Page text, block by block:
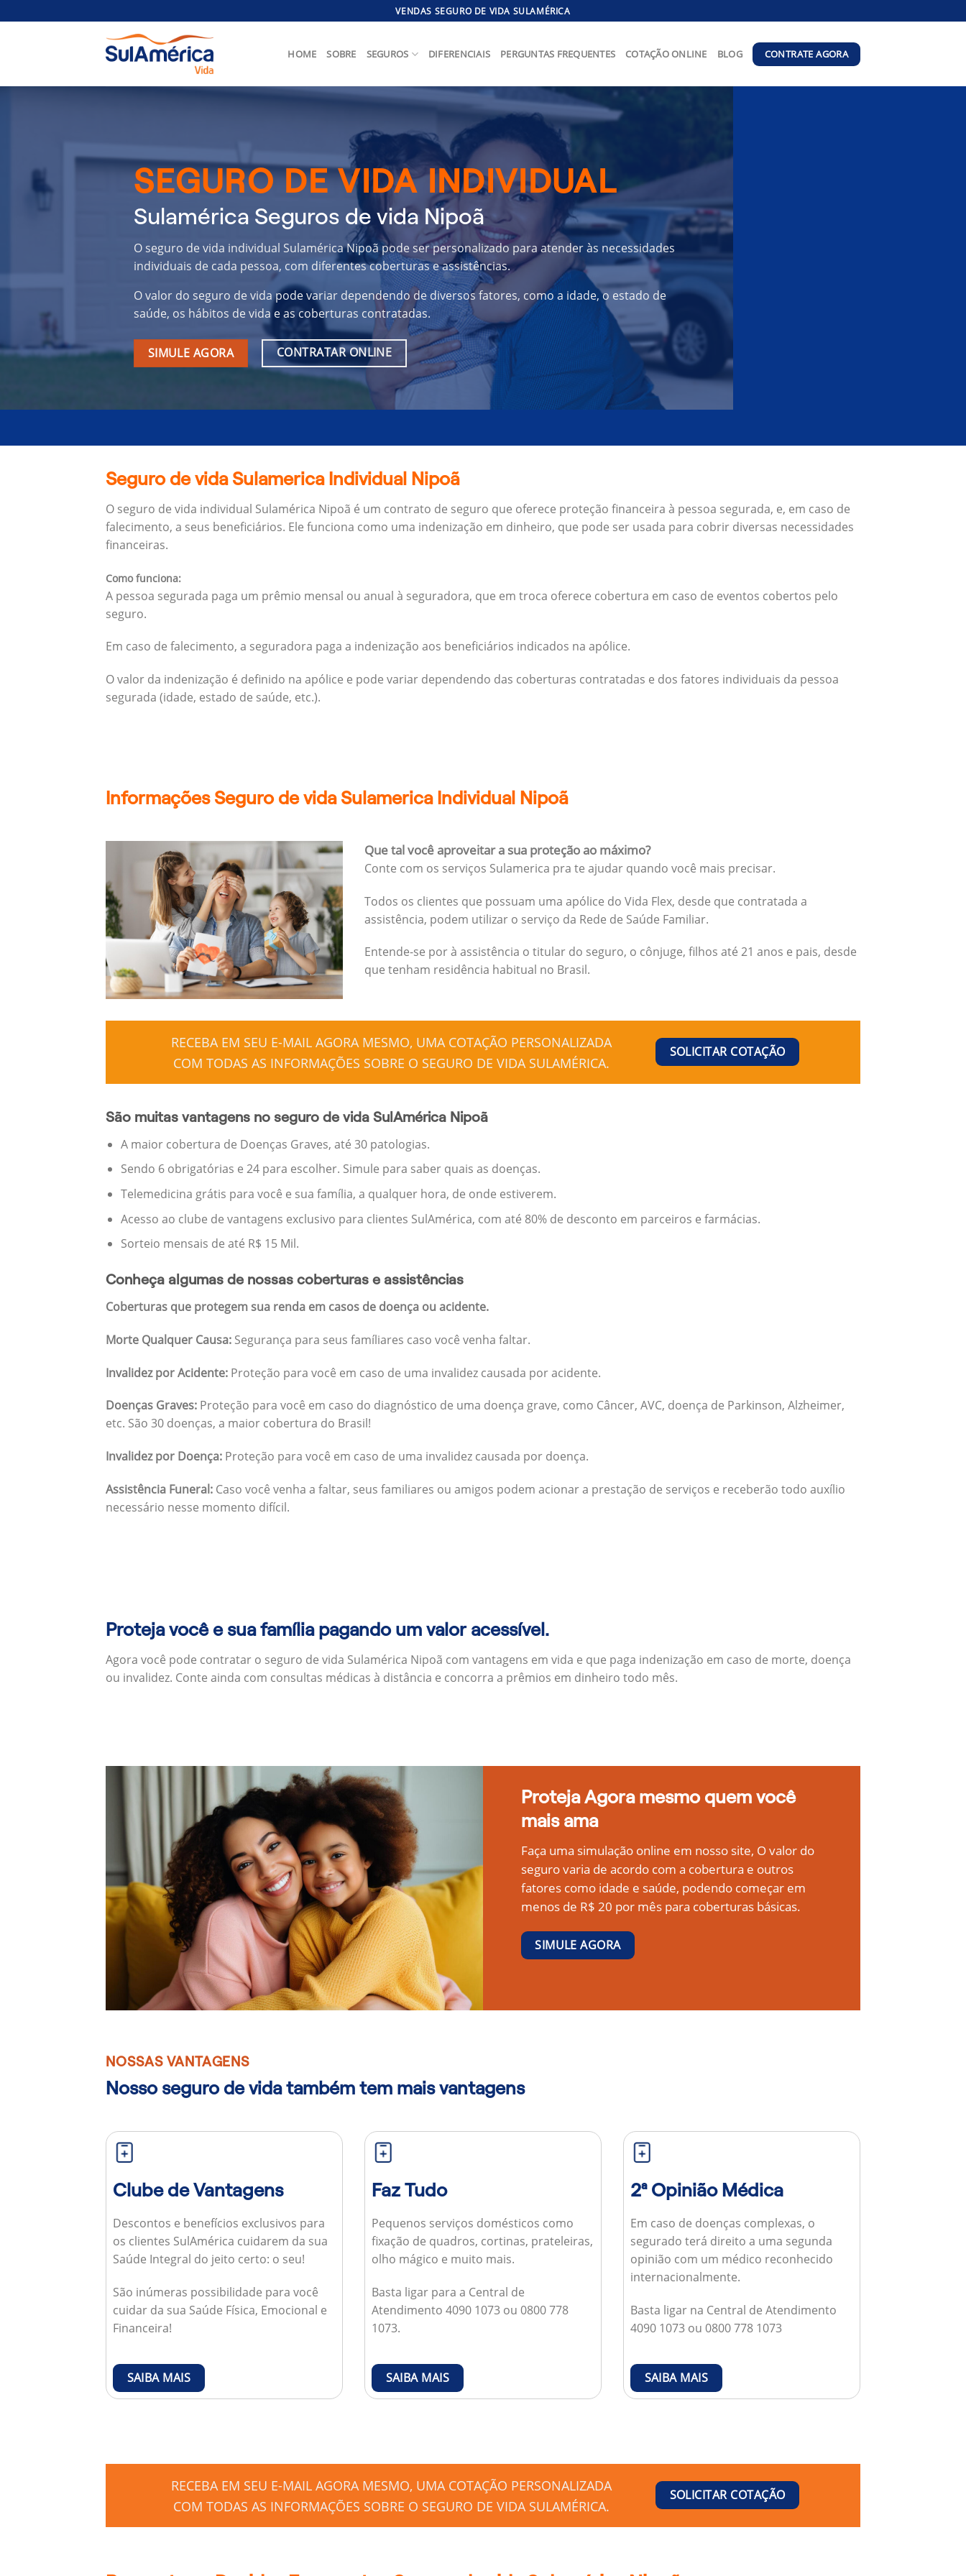
to
VENDAS SEGURO DE VIDA SULAMÉRICA
HOME SOBRE SEGUROS DIFERENCIAIS PERGUNTAS FREQUENTES COTAÇÃO ONLINE BLOG CONTRATE AGORA
SEGURO DE VIDA INDIVIDUAL
Sulamérica Seguros de vida Nipoã
O seguro de vida individual Sulamérica Nipoã pode ser personalizado para atender às necessidades
individuais de cada pessoa, com diferentes coberturas e assistências.
O valor do seguro de vida pode variar dependendo de diversos fatores, como a idade, o estado de
saúde, os hábitos de vida e as coberturas contratadas.
SIMULE AGORA CONTRATAR ONLINE
Seguro de vida Sulamerica Individual Nipoã
O seguro de vida individual Sulamérica Nipoã é um contrato de seguro que oferece proteção financeira à pessoa segurada, e, em caso de
falecimento, a seus beneficiários. Ele funciona como uma indenização em dinheiro, que pode ser usada para cobrir diversas necessidades
financeiras.
Como funciona:
A pessoa segurada paga um prêmio mensal ou anual à seguradora, que em troca oferece cobertura em caso de eventos cobertos pelo
seguro.
Em caso de falecimento, a seguradora paga a indenização aos beneficiários indicados na apólice.
O valor da indenização é definido na apólice e pode variar dependendo das coberturas contratadas e dos fatores individuais da pessoa
segurada (idade, estado de saúde, etc.).
Informações Seguro de vida Sulamerica Individual Nipoã
Que tal você aproveitar a sua proteção ao máximo?
Conte com os serviços Sulamerica pra te ajudar quando você mais precisar.
Todos os clientes que possuam uma apólice do Vida Flex, desde que contratada a
assistência, podem utilizar o serviço da Rede de Saúde Familiar.
Entende-se por à assistência o titular do seguro, o cônjuge, filhos até 21 anos e pais, desde
que tenham residência habitual no Brasil.
RECEBA EM SEU E-MAIL AGORA MESMO, UMA COTAÇÃO PERSONALIZADA
COM TODAS AS INFORMAÇÕES SOBRE O SEGURO DE VIDA SULAMÉRICA.
SOLICITAR COTAÇÃO
São muitas vantagens no seguro de vida SulAmérica Nipoã
A maior cobertura de Doenças Graves, até 30 patologias.
Sendo 6 obrigatórias e 24 para escolher. Simule para saber quais as doenças.
Telemedicina grátis para você e sua família, a qualquer hora, de onde estiverem.
Acesso ao clube de vantagens exclusivo para clientes SulAmérica, com até 80% de desconto em parceiros e farmácias.
Sorteio mensais de até R$ 15 Mil.
Conheça algumas de nossas coberturas e assistências
Coberturas que protegem sua renda em casos de doença ou acidente.
Morte Qualquer Causa: Segurança para seus famíliares caso você venha faltar.
Invalidez por Acidente: Proteção para você em caso de uma invalidez causada por acidente.
Doenças Graves: Proteção para você em caso do diagnóstico de uma doença grave, como Câncer, AVC, doença de Parkinson, Alzheimer,
etc. São 30 doenças, a maior cobertura do Brasil!
Invalidez por Doença: Proteção para você em caso de uma invalidez causada por doença.
Assistência Funeral: Caso você venha a faltar, seus familiares ou amigos podem acionar a prestação de serviços e receberão todo auxílio
necessário nesse momento difícil.
Proteja você e sua família pagando um valor acessível.
Agora você pode contratar o seguro de vida Sulamérica Nipoã com vantagens em vida e que paga indenização em caso de morte, doença
ou invalidez. Conte ainda com consultas médicas à distância e concorra a prêmios em dinheiro todo mês.
Proteja Agora mesmo quem você
mais ama
Faça uma simulação online em nosso site, O valor do
seguro varia de acordo com a cobertura e outros
fatores como idade e saúde, podendo começar em
menos de R$ 20 por mês para coberturas básicas.
SIMULE AGORA
NOSSAS VANTAGENS
Nosso seguro de vida também tem mais vantagens
Clube de Vantagens
Descontos e benefícios exclusivos para
os clientes SulAmérica cuidarem da sua
Saúde Integral do jeito certo: o seu!
São inúmeras possibilidade para você
cuidar da sua Saúde Física, Emocional e
Financeira!
SAIBA MAIS
Faz Tudo
Pequenos serviços domésticos como
fixação de quadros, cortinas, prateleiras,
olho mágico e muito mais.
Basta ligar para a Central de
Atendimento 4090 1073 ou 0800 778
1073.
SAIBA MAIS
2ª Opinião Médica
Em caso de doenças complexas, o
segurado terá direito a uma segunda
opinião com um médico reconhecido
internacionalmente.
Basta ligar na Central de Atendimento
4090 1073 ou 0800 778 1073
SAIBA MAIS
RECEBA EM SEU E-MAIL AGORA MESMO, UMA COTAÇÃO PERSONALIZADA
COM TODAS AS INFORMAÇÕES SOBRE O SEGURO DE VIDA SULAMÉRICA.
SOLICITAR COTAÇÃO